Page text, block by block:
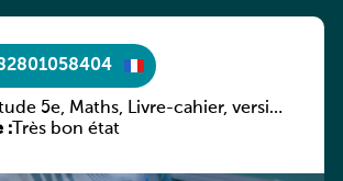
5e, Maths, Livre-cahier, version
:Très bon état